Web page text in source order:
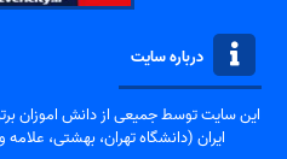
درباره سایت
این سایت توسط جمیعی از دانش اموزان
ایران (دانشگاه تهران، بهشتی،